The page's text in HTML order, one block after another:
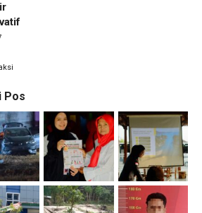
Pos